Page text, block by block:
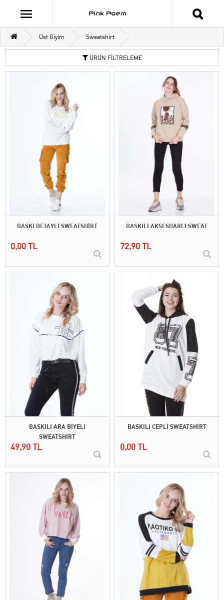
Üst Giyim Sweatshirt
ÜRÜN FİLTRELEME
BASKI DETAYLI SWEATSHİRT
0,00 TL
BASKILI AKSESUARLI SWEAT
72,90 TL
BASKILI ARA BİYELİ
SWEATSHİRT
49,90 TL
BASKILI CEPLİ SWEATSHİRT
0,00 TL